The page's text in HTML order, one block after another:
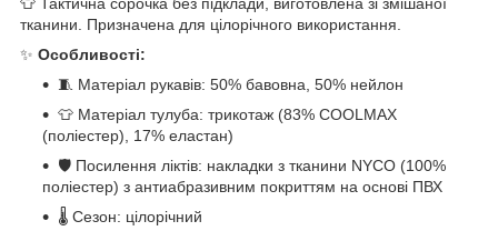
тканини. Призначена для цілорічного використання.
✨ Особливості:
🧵 Матеріал рукавів: 50% бавовна, 50% нейлон
👕 Матеріал тулуба: трикотаж (83% COOLMAX
(поліестер), 17% еластан)
🛡 Посилення ліктів: накладки з тканини NYCO (100%
поліестер) з антиабразивним покриттям на основі ПВХ
🌡 Сезон: цілорічний